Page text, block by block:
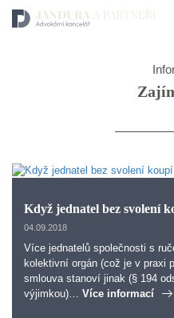
Když jednatel bez svolení
04.09.2018
Více jednatelů společnosti s
kolektivní orgán (což je v praxi
smlouva stanoví jinak (§ 194
výjimkou)… Více informací